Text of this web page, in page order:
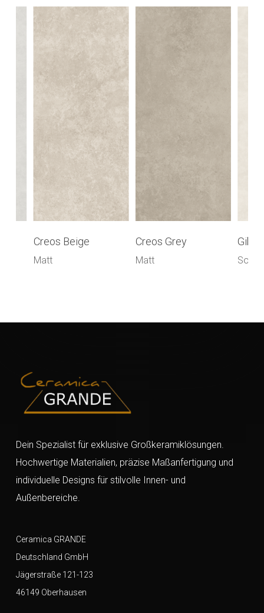
Creos Beige
Matt
Creos Grey
Matt
Gibu
Soft
Dein Spezialist für exklusive Großkeramiklösungen.
Hochwertige Materialien, präzise Maßanfertigung und
individuelle Designs für stilvolle Innen- und
Außenbereiche.
Ceramica GRANDE
Deutschland GmbH
Jägerstraße 121-123
46149 Oberhausen